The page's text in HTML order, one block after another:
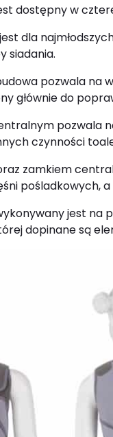
dostępny w
dla
siadania.
pozwala na
głównie do
pozwala
czynności
zamkiem
pośladkowych,
jest na
dopinane są